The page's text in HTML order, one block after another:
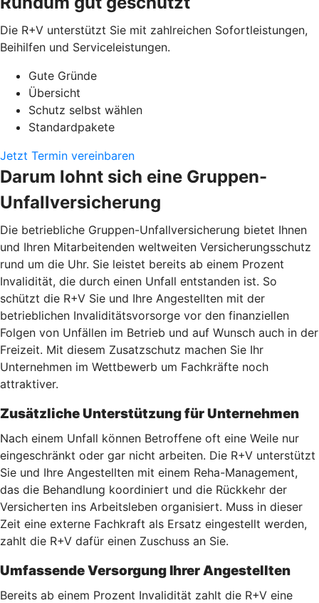
Die R+V unterstützt Sie mit zahlreichen Sofortleistungen,
Beihilfen und Serviceleistungen.
Gute Gründe
Übersicht
Schutz selbst wählen
Standardpakete
Jetzt Termin vereinbaren
Darum lohnt sich eine Gruppen-
Unfallversicherung
Die betriebliche Gruppen-Unfallversicherung bietet Ihnen
und Ihren Mitarbeitenden weltweiten Versicherungsschutz
rund um die Uhr. Sie leistet bereits ab einem Prozent
Invalidität, die durch einen Unfall entstanden ist. So
schützt die R+V Sie und Ihre Angestellten mit der
betrieblichen Invaliditätsvorsorge vor den finanziellen
Folgen von Unfällen im Betrieb und auf Wunsch auch in der
Freizeit. Mit diesem Zusatzschutz machen Sie Ihr
Unternehmen im Wettbewerb um Fachkräfte noch
attraktiver.
Zusätzliche Unterstützung für Unternehmen
Nach einem Unfall können Betroffene oft eine Weile nur
eingeschränkt oder gar nicht arbeiten. Die R+V unterstützt
Sie und Ihre Angestellten mit einem Reha-Management,
das die Behandlung koordiniert und die Rückkehr der
Versicherten ins Arbeitsleben organisiert. Muss in dieser
Zeit eine externe Fachkraft als Ersatz eingestellt werden,
zahlt die R+V dafür einen Zuschuss an Sie.
Umfassende Versorgung Ihrer Angestellten
Bereits ab einem Prozent Invalidität zahlt die R+V eine